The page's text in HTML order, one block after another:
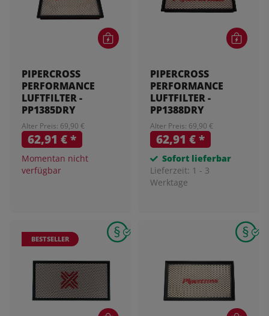
PIPERCROSS
PERFORMANCE
LUFTFILTER -
PP1385DRY
Alter Preis: 69,90 €
62,91 €*
Momentan nicht
verfügbar
PIPERCROSS
PERFORMANCE
LUFTFILTER -
PP1388DRY
Alter Preis: 69,90 €
62,91 €*
Sofort lieferbar
Lieferzeit: 1 - 3
Werktage
BESTSELLER